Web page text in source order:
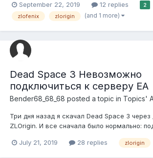
нексуса
September 22, 2019 12 replies 2
zlofenix zlorigin (and 1 more)
Dead Space 3 Невозможно
подключиться к серверу ЕА
Bender68_68_68 posted a topic in Topics'
Три дня назад я скачал Dead Space 3 через
ZLOrigin. И все сначала было нормально:
Скинул ему игру через флешку. Сегодня 21
July 21, 2019 28 replies zlorigin